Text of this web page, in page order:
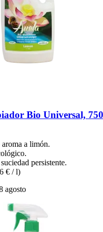
Bio Universal,
aroma a limón.
persistente.
€ / l)
agosto